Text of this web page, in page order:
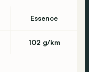
Essence
102 g/km